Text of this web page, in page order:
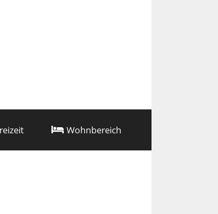
Wohnbereich